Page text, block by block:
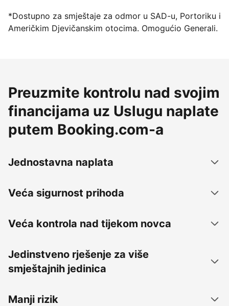
*Dostupno za smještaje za odmor u SAD-u, Portoriku i
Američkim Djevičanskim otocima. Omogućio Generali.
Preuzmite kontrolu nad svojim
financijama uz Uslugu naplate
putem Booking.com-a
Jednostavna naplata
Veća sigurnost prihoda
Veća kontrola nad tijekom novca
Jedinstveno rješenje za više
smještajnih jedinica
Manji rizik